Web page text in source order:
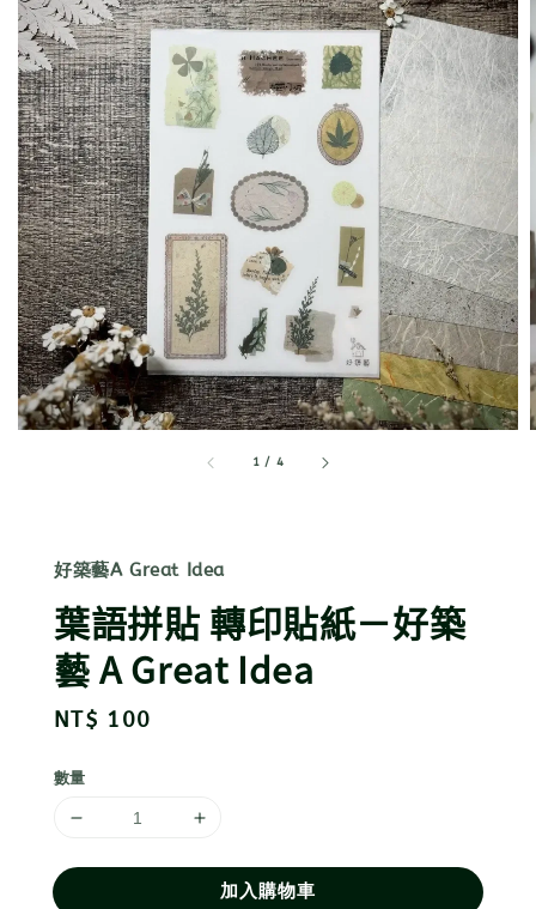
1 / 4
好築藝A Great Idea
葉語拼貼 轉印貼紙－好築
藝 A Great Idea
Regular
NT$ 100
數量
加入購物車